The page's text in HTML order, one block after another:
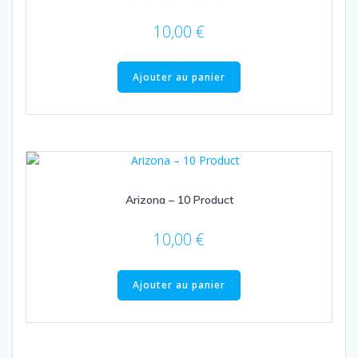
10,00 €
Ajouter au panier
Arizona – 10 Product
10,00 €
Ajouter au panier